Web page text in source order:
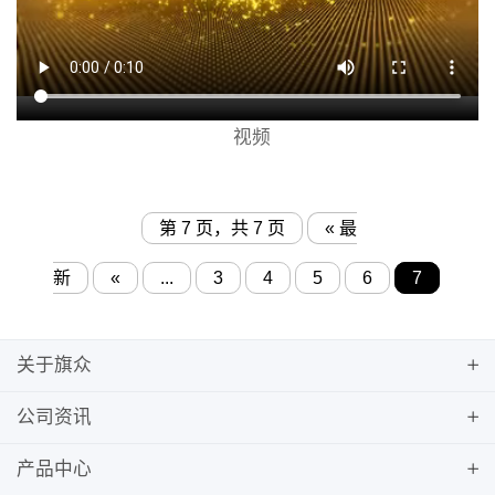
视频
第 7 页，共 7 页 « 最
新 « ... 3 4 5 6 7
关于旗众
公司资讯
产品中心